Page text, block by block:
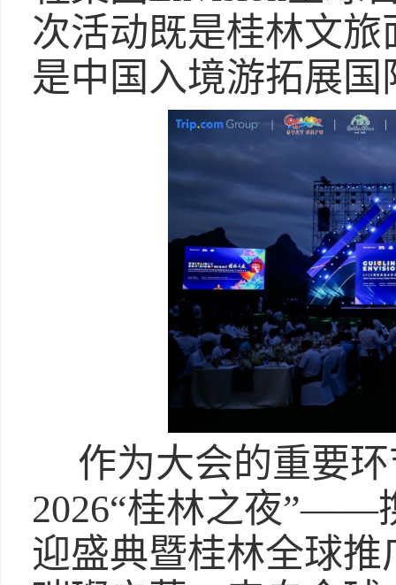
次活动既是桂林文
是中国入境游拓展
作为大会的重要
2026“桂林之夜”——
迎盛典暨桂林全球